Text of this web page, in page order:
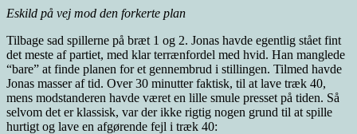
Eskild på vej mod den forkerte plan
Tilbage sad spillerne på bræt 1 og 2. Jonas havde egentlig stået fint
det meste af partiet, med klar terrænfordel med hvid. Han manglede
“bare” at finde planen for et gennembrud i stillingen. Tilmed havde
Jonas masser af tid. Over 30 minutter faktisk, til at lave træk 40,
mens modstanderen havde været en lille smule presset på tiden. Så
selvom det er klassisk, var der ikke rigtig nogen grund til at spille
hurtigt og lave en afgørende fejl i træk 40: